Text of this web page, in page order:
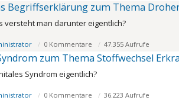
Begriffserklärung zum Thema
versteht man darunter eigentlich?
0 Kommentare 47.355 Aufrufe
zum Thema Stoffwechsel
Syndrom eigentlich?
0 Kommentare 36.223 Aufrufe